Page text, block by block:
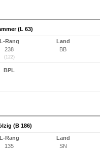
(L 63)
L-Rang
238
(122)
Land
BB
BPL
(B 186)
L-Rang
135
Land
SN